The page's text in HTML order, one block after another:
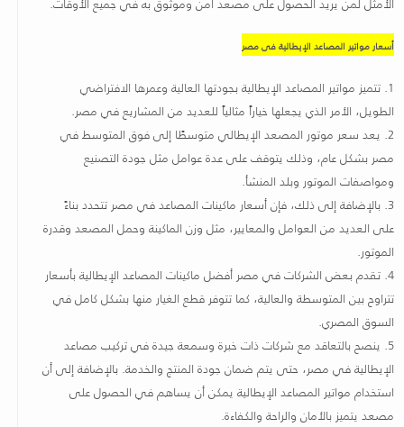
أسعار مواتير المصاعد الإيطالية فى مصر
1. تتميز مواتير المصاعد الإيطالية بجودتها العالية وعمرها الافتراضي
الطويل، الأمر الذي يجعلها خياراً مثالياً للعديد من المشاريع في مصر.
2. يعد سعر موتور المصعد الإيطالي متوسطًا إلى فوق المتوسط في
مصر بشكل عام، وذلك يتوقف على عدة عوامل مثل جودة التصنيع
ومواصفات الموتور وبلد المنشأ.
3. بالإضافة إلى ذلك، فإن أسعار ماكينات المصاعد في مصر تتحدد بناءً
على العديد من العوامل والمعايير، مثل وزن الماكينة وحمل المصعد وقدرة
الموتور.
4. تقدم بعض الشركات في مصر أفضل ماكينات المصاعد الإيطالية بأسعار
تتراوح بين المتوسطة والعالية، كما تتوفر قطع الغيار منها بشكل كامل في
السوق المصري.
5. ينصح بالتعاقد مع شركات ذات خبرة وسمعة جيدة في تركيب مصاعد
الإيطالية في مصر، حتى يتم ضمان جودة المنتج والخدمة. بالإضافة إلى أن
استخدام مواتير المصاعد الإيطالية يمكن أن يساهم في الحصول على
مصعد يتميز بالأمان والراحة والكفاءة.